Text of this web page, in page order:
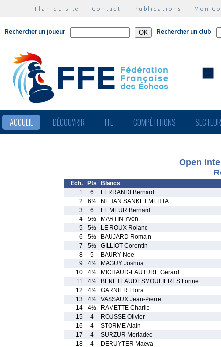
Plan du site | Contact | Publications | Mon
Rechercher un joueur Rechercher un club
ACCUEIL DÉCOUVRIR FFE COMPÉTITIONS
Open
Ech. Pts
Blancs
1
6
FERRANDI Bernard
2
6½
NEHAN SANKET MEHTA
3
6
LE MEUR Bernard
4
5½
MARTIN Yvon
5
5½
LE ROUX Roland
6
5½
BAUJARD Romain
7
5½
GILLIOT Corentin
8
5
BAURY Noe
9
4½
MAGUY Joshua
10
4½
MICHAUD-LAUTURE Gerard
11
4½
BENETEAUDESMOULIERES Lorine
12
4½
GARNIER Elora
13
4½
VASSAUX Jean-Pierre
14
4½
RAMETTE Charlie
15
4
ROUSSE Olivier
16
4
STORME Alain
17
4
SURZUR Meriadec
18
4
DERUYTER Maeva